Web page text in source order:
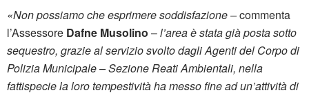
«Non possiamo che esprimere soddisfazione –commenta
l’Assessore Dafne Musolino –l’area è stata già posta sotto
sequestro, grazie al servizio svolto dagli Agenti del Corpo di
Polizia Municipale – Sezione Reati Ambientali, nella
fattispecie la loro tempestività ha messo fine ad un’attività di